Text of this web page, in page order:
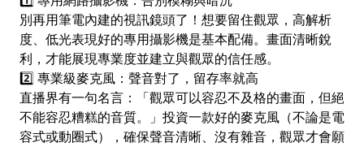
​別再用筆電內建的視訊鏡頭了！想要留住觀眾，高解析
度、低光表現好的專用攝影機是基本配備。畫面清晰銳
利，才能展現專業度並建立與觀眾的信任感。
​2️⃣ 專業級麥克風：聲音對了，留存率就高
​直播界有一句名言：「觀眾可以容忍不及格的畫面，但絕
不能容忍糟糕的音質。」投資一款好的麥克風（不論是電
容式或動圈式），確保聲音清晰、沒有雜音，觀眾才會願